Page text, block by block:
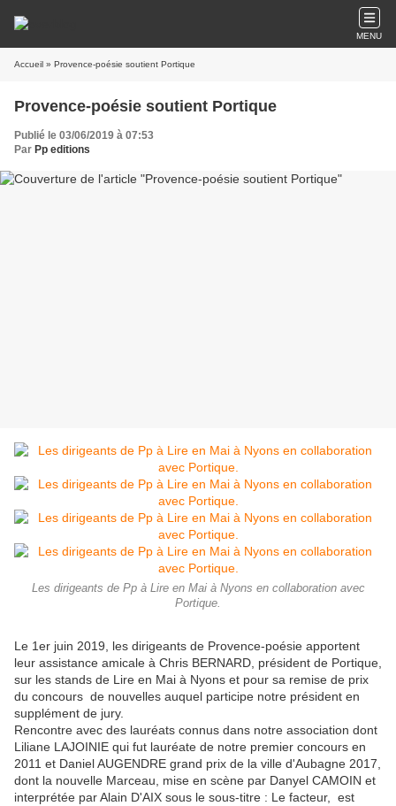
MENU
Accueil » Provence-poésie soutient Portique
Provence-poésie soutient Portique
Publié le 03/06/2019 à 07:53
Par Pp editions
Les dirigeants de Pp à Lire en Mai à Nyons en collaboration avec
Portique.
Le 1er juin 2019, les dirigeants de Provence-poésie apportent
leur assistance amicale à Chris BERNARD, président de Portique,
sur les stands de Lire en Mai à Nyons et pour sa remise de prix
du concours de nouvelles auquel participe notre président en
supplément de jury.
Rencontre avec des lauréats connus dans notre association dont
Liliane LAJOINIE qui fut lauréate de notre premier concours en
2011 et Daniel AUGENDRE grand prix de la ville d'Aubagne 2017,
dont la nouvelle Marceau, mise en scène par Danyel CAMOIN et
interprétée par Alain D'AIX sous le sous-titre : Le facteur, est